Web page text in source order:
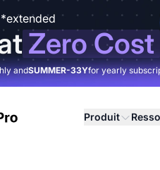
Zero Cost
andSUMMER-33Yfor yearly
Produit